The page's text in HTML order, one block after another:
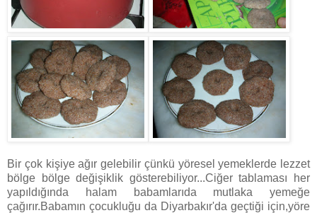
Bir çok kişiye ağır gelebilir çünkü yöresel yemeklerde lezzet
bölge bölge değişiklik gösterebiliyor...Ciğer tablaması her
yapıldığında halam babamlarıda mutlaka yemeğe
çağırır.Babamın çocukluğu da Diyarbakır'da geçtiği için,yöre